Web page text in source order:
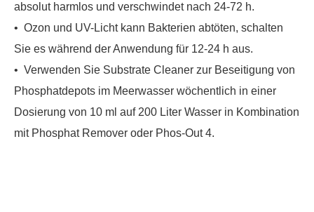
absolut harmlos und verschwindet nach 24-72 h.
• Ozon und UV-Licht kann Bakterien abtöten, schalten
Sie es während der Anwendung für 12-24 h aus.
• Verwenden Sie Substrate Cleaner zur Beseitigung von
Phosphatdepots im Meerwasser wöchentlich in einer
Dosierung von 10 ml auf 200 Liter Wasser in Kombination
mit Phosphat Remover oder Phos-Out 4.